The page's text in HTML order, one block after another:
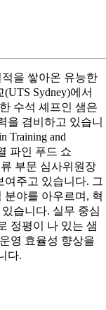
을 쌓아온 유능한
Sydney)에서
수석 셰프인 샘은
을 겸비하고 있습니
Training and
파인 푸드 쇼
류 부문 심사위원장
여주고 있습니다. 그
분야를 아우르며, 혁
습니다. 실무 중심
정평이 나 있는 샘
영 효율성 향상을
다.